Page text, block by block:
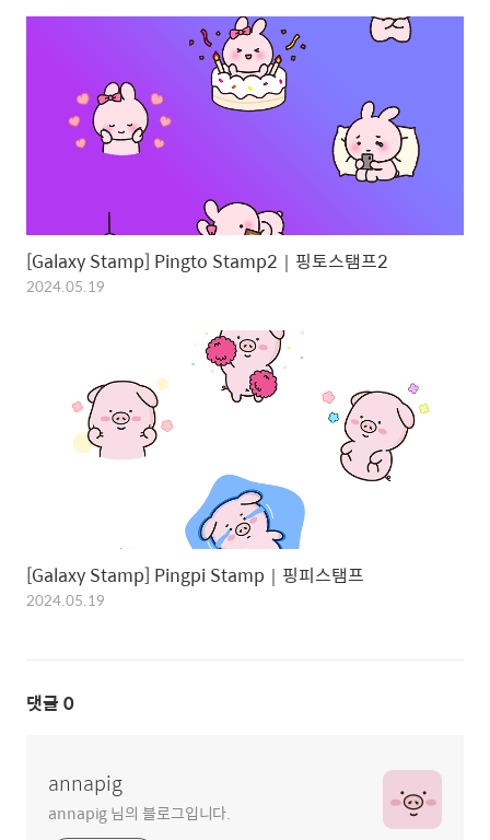
[Galaxy Stamp] Pingto Stamp2｜핑토스탬프2
2024.05.19
[Galaxy Stamp] Pingpi Stamp｜핑피스탬프
2024.05.19
댓글 0
annapig
annapig 님의 블로그입니다.